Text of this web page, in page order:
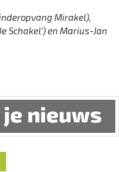
Mirakel),
Schakel’) en Marius-Jan